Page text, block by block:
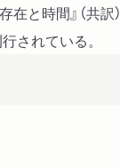
と時間』（共訳
されている。